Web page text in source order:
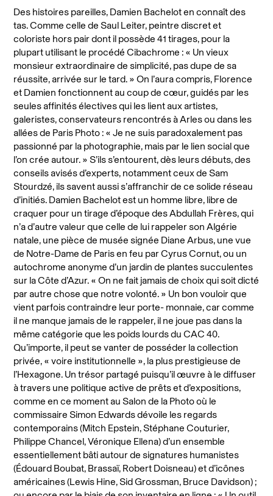
Des histoires pareilles, Damien Bachelot en connaît des
tas. Comme celle de Saul Leiter, peintre discret et
coloriste hors pair dont il possède 41 tirages, pour la
plupart utilisant le procédé Cibachrome : « Un vieux
monsieur extraordinaire de simplicité, pas dupe de sa
réussite, arrivée sur le tard. » On l’aura compris, Florence
et Damien fonctionnent au coup de cœur, guidés par les
seules affinités électives qui les lient aux artistes,
galeristes, conservateurs rencontrés à Arles ou dans les
allées de Paris Photo : « Je ne suis paradoxalement pas
passionné par la photographie, mais par le lien social que
l’on crée autour. » S’ils s’entourent, dès leurs débuts, des
conseils avisés d’experts, notamment ceux de Sam
Stourdzé, ils savent aussi s’affranchir de ce solide réseau
d’initiés. Damien Bachelot est un homme libre, libre de
craquer pour un tirage d’époque des Abdullah Frères, qui
n’a d’autre valeur que celle de lui rappeler son Algérie
natale, une pièce de musée signée Diane Arbus, une vue
de Notre-Dame de Paris en feu par Cyrus Cornut, ou un
autochrome anonyme d’un jardin de plantes succulentes
sur la Côte d’Azur. « On ne fait jamais de choix qui soit dicté
par autre chose que notre volonté. » Un bon vouloir que
vient parfois contraindre leur porte- monnaie, car comme
il ne manque jamais de le rappeler, il ne joue pas dans la
même catégorie que les poids lourds du CAC 40.
Qu’importe, il peut se vanter de posséder la collection
privée, « voire institutionnelle », la plus prestigieuse de
l’Hexagone. Un trésor partagé puisqu’il œuvre à le diffuser
à travers une politique active de prêts et d’expositions,
comme en ce moment au Salon de la Photo où le
commissaire Simon Edwards dévoile les regards
contemporains (Mitch Epstein, Stéphane Couturier,
Philippe Chancel, Véronique Ellena) d’un ensemble
essentiellement bâti autour de signatures humanistes
(Édouard Boubat, Brassaï, Robert Doisneau) et d’icônes
américaines (Lewis Hine, Sid Grossman, Bruce Davidson) ;